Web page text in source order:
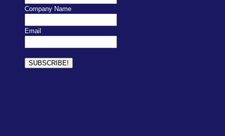
Company Name
Email